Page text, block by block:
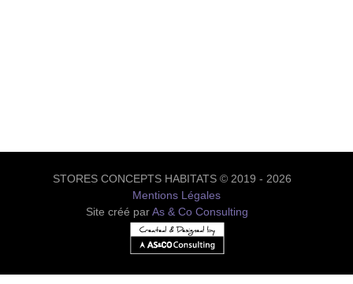
STORES CONCEPTS HABITATS © 2019 - 2026
Mentions Légales
Site créé parAs & Co Consulting